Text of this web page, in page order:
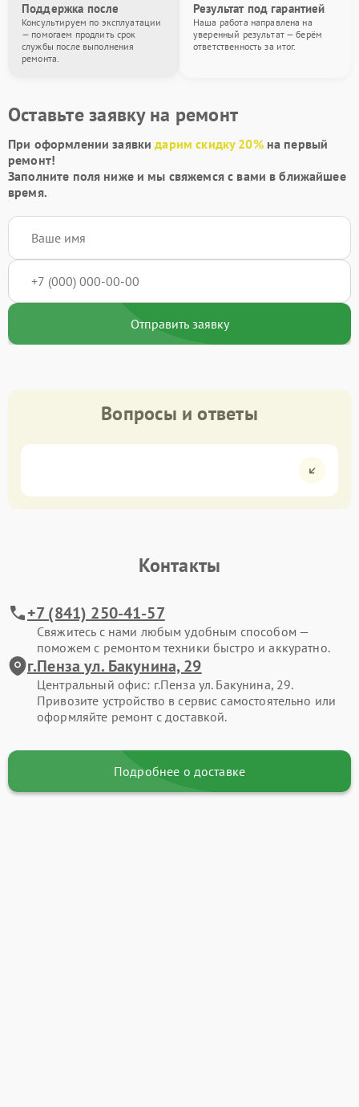
Поддержка после
Консультируем по эксплуатации
— помогаем продлить срок
службы после выполнения
ремонта.
Результат под гарантией
Наша работа направлена на
уверенный результат — берём
ответственность за итог.
Оставьте заявку на ремонт
При оформлении заявкидарим скидку 20%на первый
ремонт!
Заполните поля ниже и мы свяжемся с вами в ближайшее
время.
Отправить заявку
Вопросы и ответы
Контакты
+7 (841) 250-41-57
Свяжитесь с нами любым удобным способом —
поможем с ремонтом техники быстро и аккуратно.
г.Пенза ул. Бакунина, 29
Центральный офис: г.Пенза ул. Бакунина, 29.
Привозите устройство в сервис самостоятельно или
оформляйте ремонт с доставкой.
Подробнее о доставке